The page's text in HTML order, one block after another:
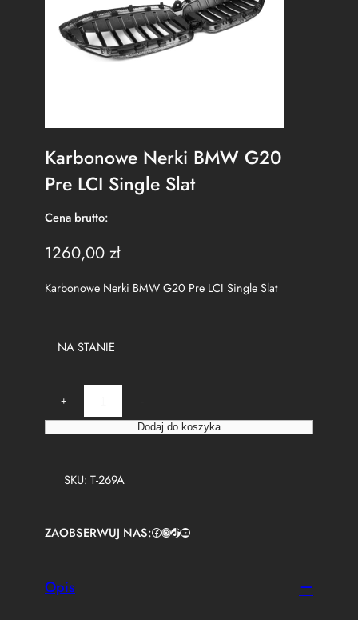
Karbonowe Nerki BMW G20
Pre LCI Single Slat
Cena brutto:
1260,00 zł
Karbonowe Nerki BMW G20 Pre LCI Single Slat
NA STANIE
o
ś
o
w
-
+
Dodaj do koszyka
SKU: T-269A
ZAOBSERWUJ NAS:Facebook https://www.instagram.com/tuningbaza.pl https://www.tiktok.com/@tuningbaza.pl YouTube
Opis